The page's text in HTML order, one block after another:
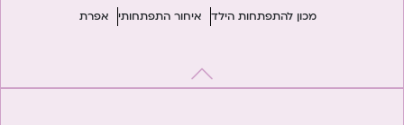
מכון להתפתחות הילד איחור התפתחותי אפרת